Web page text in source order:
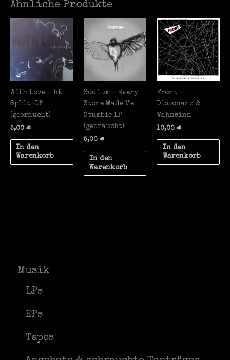
Musik
LPs
EPs
Tapes
Ähnliche Produkte
With Love – hk
Split-LP
(gebraucht)
5,00 €
In den
Warenkorb
Sodium – Every
Stone Made Me
Stumble LP
(gebraucht)
5,00 €
In den
Warenkorb
Front –
Dissonanz &
Wahnsinn
10,00€
In den
Warenkorb